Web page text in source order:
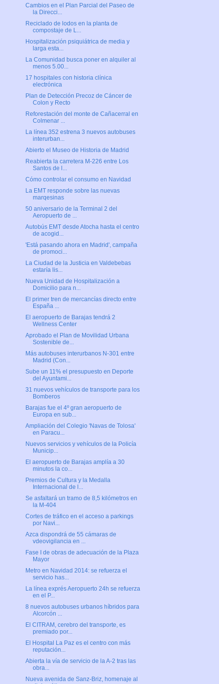
Cambios en el Plan Parcial del Paseo de
la Direcci...
Reciclado de lodos en la planta de
compostaje de L...
Hospitalización psiquiátrica de media y
larga esta...
La Comunidad busca poner en alquiler al
menos 5.00...
17 hospitales con historia clínica
electrónica
Plan de Detección Precoz de Cáncer de
Colon y Recto
Reforestación del monte de Cañacerral en
Colmenar ...
La línea 352 estrena 3 nuevos autobuses
interurban...
Abierto el Museo de Historia de Madrid
Reabierta la carretera M-226 entre Los
Santos de l...
Cómo controlar el consumo en Navidad
La EMT responde sobre las nuevas
marqesinas
50 aniversario de la Terminal 2 del
Aeropuerto de ...
Autobús EMT desde Atocha hasta el centro
de acogid...
'Está pasando ahora en Madrid', campaña
de promoci...
La Ciudad de la Justicia en Valdebebas
estaría lis...
Nueva Unidad de Hospitalización a
Domicilio para n...
El primer tren de mercancías directo entre
España ...
El aeropuerto de Barajas tendrá 2
Wellness Center
Aprobado el Plan de Movilidad Urbana
Sostenible de...
Más autobuses interurbanos N-301 entre
Madrid (Con...
Sube un 11% el presupuesto en Deporte
del Ayuntami...
31 nuevos vehículos de transporte para los
Bomberos
Barajas fue el 4º gran aeropuerto de
Europa en sub...
Ampliación del Colegio 'Navas de Tolosa'
en Paracu...
Nuevos servicios y vehículos de la Policía
Municip...
El aeropuerto de Barajas amplía a 30
minutos la co...
Premios de Cultura y la Medalla
Internacional de l...
Se asfaltará un tramo de 8,5 kilómetros en
la M-404
Cortes de tráfico en el acceso a parkings
por Navi...
Azca dispondrá de 55 cámaras de
vdeovigilancia en ...
Fase I de obras de adecuación de la Plaza
Mayor
Metro en Navidad 2014: se refuerza el
servicio has...
La línea exprés Aeropuerto 24h se refuerza
en el P...
8 nuevos autobuses urbanos híbridos para
Alcorcón ...
El CITRAM, cerebro del transporte, es
premiado por...
El Hospital La Paz es el centro con más
reputación...
Abierta la vía de servicio de la A-2 tras las
obra...
Nueva avenida de Sanz-Briz, homenaje al